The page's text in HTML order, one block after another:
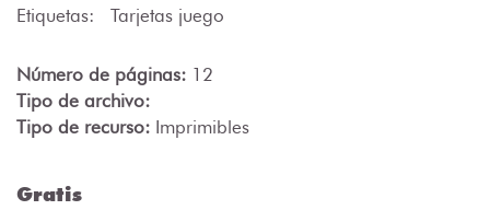
Etiquetas: Tarjetas juego
Número de páginas: 12
Tipo de archivo:
Tipo de recurso: Imprimibles
Gratis